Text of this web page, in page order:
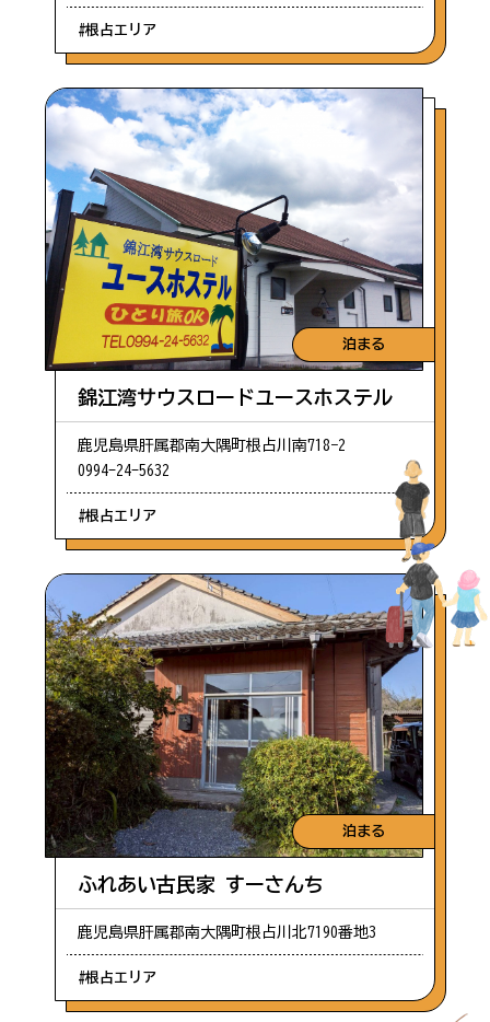
#根占エリア
泊まる
錦江湾サウスロードユースホステル
鹿児島県肝属郡南大隅町根占川南718−2
0994-24-5632
#根占エリア
泊まる
ふれあい古民家 すーさんち
鹿児島県肝属郡南大隅町根占川北7190番地3
#根占エリア